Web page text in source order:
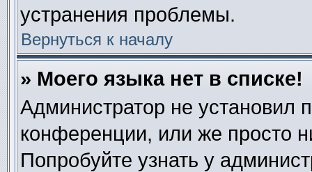
устранения проблемы.
Вернуться к началу
» Моего языка нет в списке!
Администратор не установил
конференции, или же просто
Попробуйте узнать у